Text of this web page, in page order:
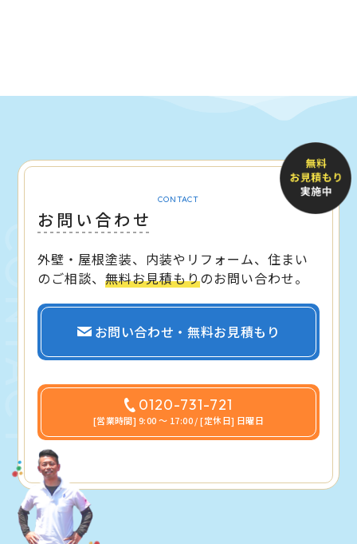
CONTACT
お問い合わせ
外壁・屋根塗装、内装やリフォーム、住まい
のご相談、無料お見積もりのお問い合わせ。
お問い合わせ・無料お見積もり
0120-731-721
[営業時間] 9:00 〜 17:00 / [定休日] 日曜日